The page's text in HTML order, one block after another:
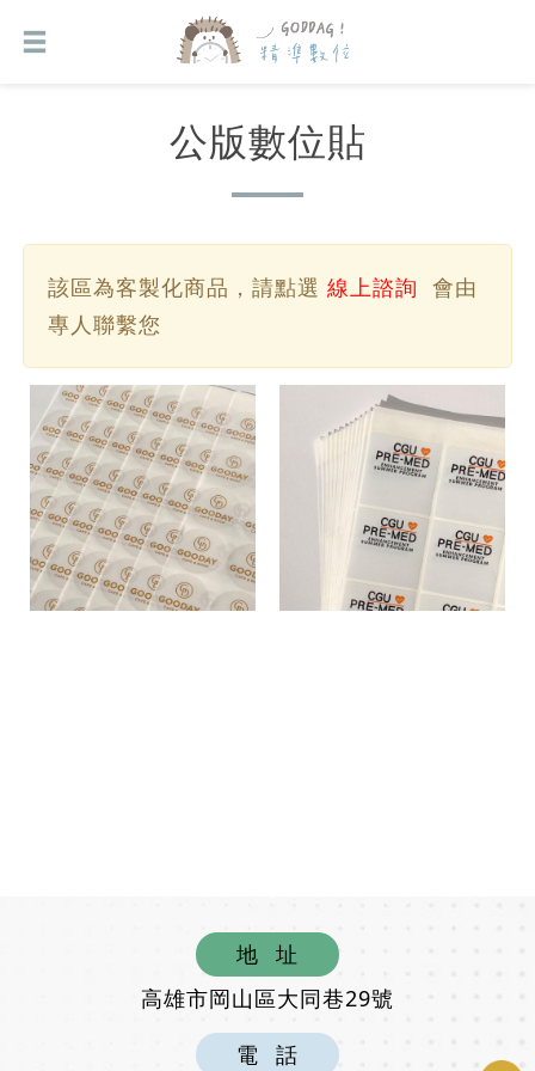
公版數位貼
該區為客製化商品，請點選線上諮詢 會由
專人聯繫您
地
址
高雄市岡山區大同巷29號
電
話